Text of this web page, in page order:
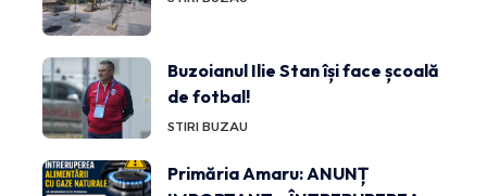
Buzoianul Ilie Stan își face școală
de fotbal!
STIRI BUZAU
Primăria Amaru: ANUNȚ